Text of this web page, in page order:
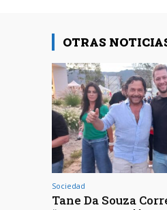
OTRAS
Sociedad
Tane Da Souza